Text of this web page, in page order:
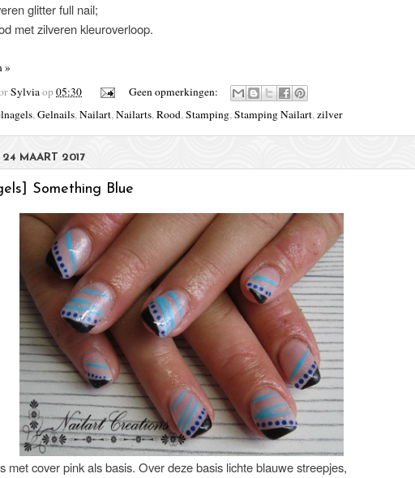
glitter full nail;
met zilveren kleuroverloop.
»
Sylviaop05:30
Geen opmerkingen:
,Gelnails,Nailart,Nailarts,Rood,Stamping,Stamping Nailart,zilver
24 MAART 2017
Something Blue
met cover pink als basis. Over deze basis lichte blauwe streepjes,